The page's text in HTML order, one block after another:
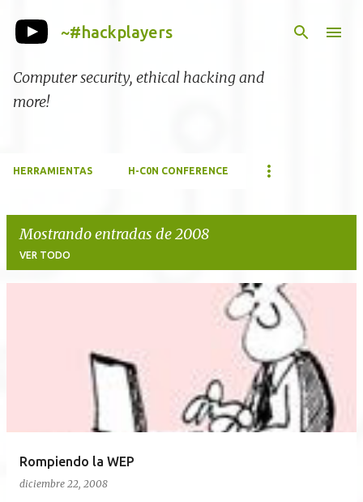
~#hackplayers
Computer security, ethical hacking and
more!
HERRAMIENTAS H-C0N CONFERENCE
Mostrando entradas de 2008
VER TODO
Rompiendo la WEP
diciembre 22, 2008